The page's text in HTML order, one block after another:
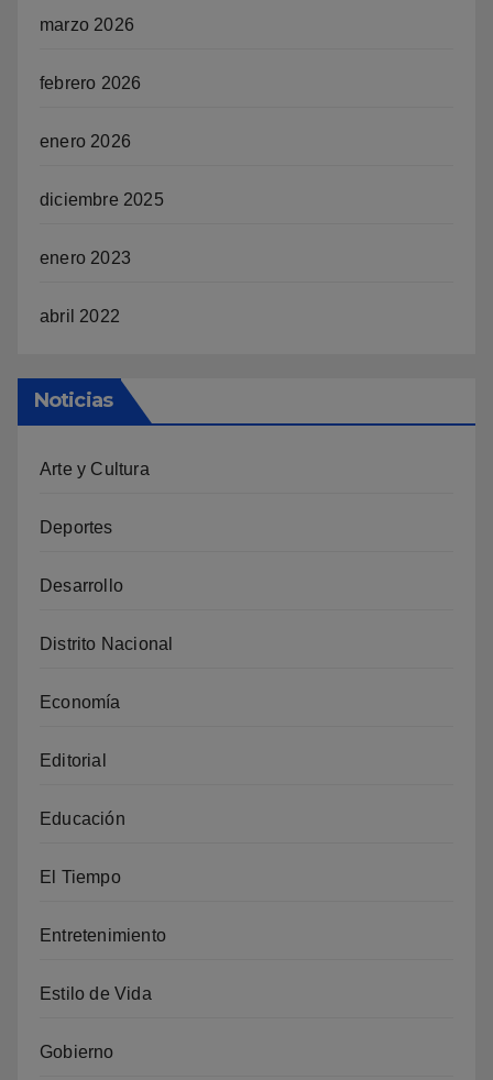
marzo 2026
febrero 2026
enero 2026
diciembre 2025
enero 2023
abril 2022
Noticias
Arte y Cultura
Deportes
Desarrollo
Distrito Nacional
Economía
Editorial
Educación
El Tiempo
Entretenimiento
Estilo de Vida
Gobierno